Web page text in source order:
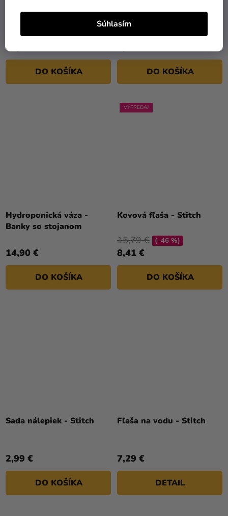
Súhlasím
Sklenená váza Grafika -
14,90 €
DO KOŠÍKA
Sklenená váza -
Ružovozlatá 7 x 13 cm
DO KOŠÍKA
Hydroponická váza -
Banky so stojanom
14,90 €
DO KOŠÍKA
VÝPREDAJ
Kovová fľaša - Stitch
8,41 €
15,79 € (–46 %)
DO KOŠÍKA
Sada nálepiek - Stitch
2,99 €
DO KOŠÍKA
Fľaša na vodu - Stitch
7,29 €
DETAIL